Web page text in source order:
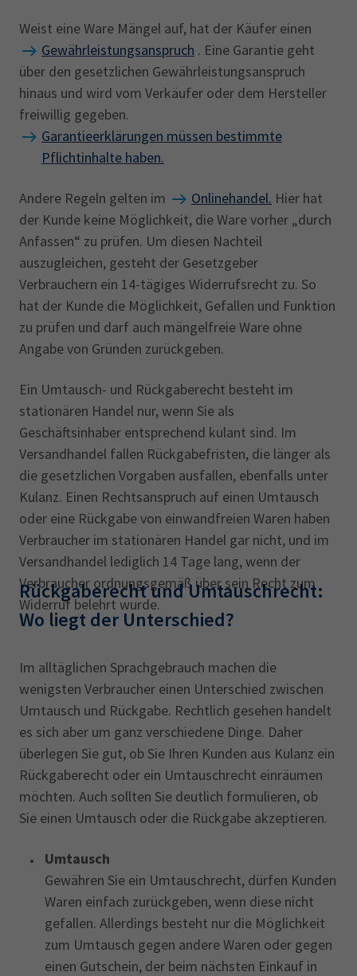
Weist eine Ware Mängel auf, hat der Käufer einen
Gewährleistungsanspruch . Eine Garantie geht
über den gesetzlichen Gewährleistungsanspruch
hinaus und wird vom Verkäufer oder dem Hersteller
freiwillig gegeben.
Garantieerklärungen müssen bestimmte
Pflichtinhalte haben.
Andere Regeln gelten im Onlinehandel. Hier hat
der Kunde keine Möglichkeit, die Ware vorher „durch
Anfassen“ zu prüfen. Um diesen Nachteil
auszugleichen, gesteht der Gesetzgeber
Verbrauchern ein 14-tägiges Widerrufsrecht zu. So
hat der Kunde die Möglichkeit, Gefallen und Funktion
zu prüfen und darf auch mängelfreie Ware ohne
Angabe von Gründen zurückgeben.
Ein Umtausch- und Rückgaberecht besteht im
stationären Handel nur, wenn Sie als
Geschäftsinhaber entsprechend kulant sind. Im
Versandhandel fallen Rückgabefristen, die länger als
die gesetzlichen Vorgaben ausfallen, ebenfalls unter
Kulanz. Einen Rechtsanspruch auf einen Umtausch
oder eine Rückgabe von einwandfreien Waren haben
Verbraucher im stationären Handel gar nicht, und im
Versandhandel lediglich 14 Tage lang, wenn der
Verbraucher ordnungsgemäß über sein Recht zum
Widerruf belehrt wurde.
Rückgaberecht und Umtauschrecht:
Wo liegt der ‎Unterschied?‎
Im alltäglichen Sprachgebrauch machen die
wenigsten Verbraucher einen Unterschied zwischen
Umtausch und Rückgabe. Rechtlich gesehen handelt
es sich aber um ganz verschiedene Dinge. Daher
überlegen Sie gut, ob Sie Ihren Kunden aus Kulanz ein
Rückgaberecht oder ein Umtauschrecht einräumen
möchten. Auch sollten Sie deutlich formulieren, ob
Sie einen Umtausch oder die Rückgabe akzeptieren.
Umtausch
Gewähren Sie ein Umtauschrecht, dürfen Kunden
Waren einfach zurückgeben, wenn diese nicht
gefallen. Allerdings besteht nur die Möglichkeit
zum Umtausch gegen andere Waren oder gegen
einen Gutschein, der beim nächsten Einkauf in